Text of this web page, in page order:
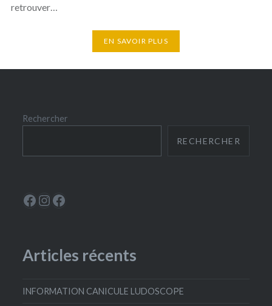
retrouver…
EN SAVOIR PLUS
Rechercher
RECHERCHER
Le Périscope
Instagram
La Ludoscope
Articles récents
INFORMATION CANICULE LUDOSCOPE